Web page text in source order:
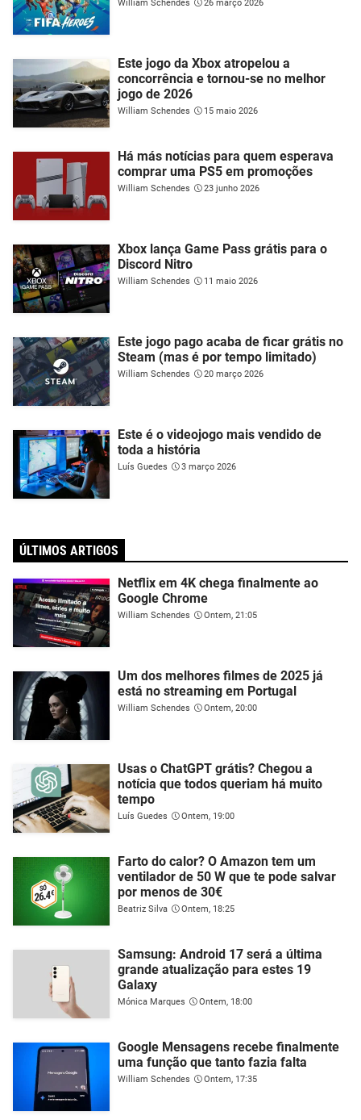
William Schendes 26 março 2026
Este jogo da Xbox atropelou a
concorrência e tornou-se no melhor
jogo de 2026
William Schendes 15 maio 2026
Há más notícias para quem esperava
comprar uma PS5 em promoções
William Schendes 23 junho 2026
Xbox lança Game Pass grátis para o
Discord Nitro
William Schendes 11 maio 2026
Este jogo pago acaba de ficar grátis no
Steam (mas é por tempo limitado)
William Schendes 20 março 2026
Este é o videojogo mais vendido de
toda a história
Luís Guedes 3 março 2026
ÚLTIMOS ARTIGOS
Netflix em 4K chega finalmente ao
Google Chrome
William Schendes Ontem, 21:05
Um dos melhores filmes de 2025 já
está no streaming em Portugal
William Schendes Ontem, 20:00
Usas o ChatGPT grátis? Chegou a
notícia que todos queriam há muito
tempo
Luís Guedes Ontem, 19:00
Farto do calor? O Amazon tem um
ventilador de 50 W que te pode salvar
por menos de 30€
Beatriz Silva Ontem, 18:25
Samsung: Android 17 será a última
grande atualização para estes 19
Galaxy
Mónica Marques Ontem, 18:00
Google Mensagens recebe finalmente
uma função que tanto fazia falta
William Schendes Ontem, 17:35